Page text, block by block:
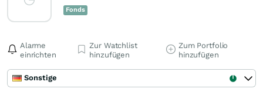
Fonds
Alarme
einrichten
Zur Watchlist
hinzufügen
Zum Portfolio
hinzufügen
Sonstige